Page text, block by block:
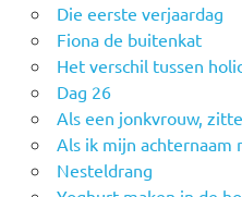
Die eerste verjaardag
Fiona de buitenkat
Het verschil tussen
Dag 26
Als een jonkvrouw,
Als ik mijn achternaam
Nesteldrang